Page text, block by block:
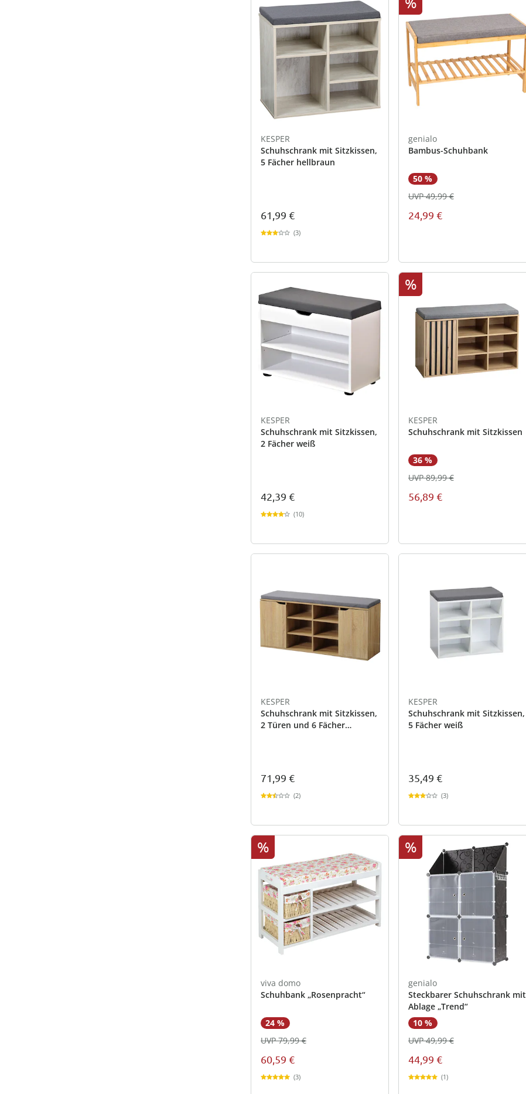
KESPER
Schuhschrank mit Sitzkissen,
5 Fächer hellbraun
61,99 €
(3)
genialo
Bambus-Schuhbank
50 %
24,99 €
UVP 49,99 €
KESPER
Schuhschrank mit Sitzkissen,
2 Fächer weiß
42,39 €
(10)
%
KESPER
Schuhschrank mit Sitzkissen
36 %
56,89 €
UVP 89,99 €
KESPER
Schuhschrank mit Sitzkissen,
2 Türen und 6 Fächer
71,99 €
(2)
KESPER
Schuhschrank mit Sitzkissen,
5 Fächer weiß
35,49 €
(3)
%
viva domo
Schuhbank „Rosenpracht“
24 %
60,59 €
UVP 79,99 €
(3)
%
genialo
Steckbarer Schuhschrank mit
Ablage „Trend“
10 %
44,99 €
UVP 49,99 €
(1)